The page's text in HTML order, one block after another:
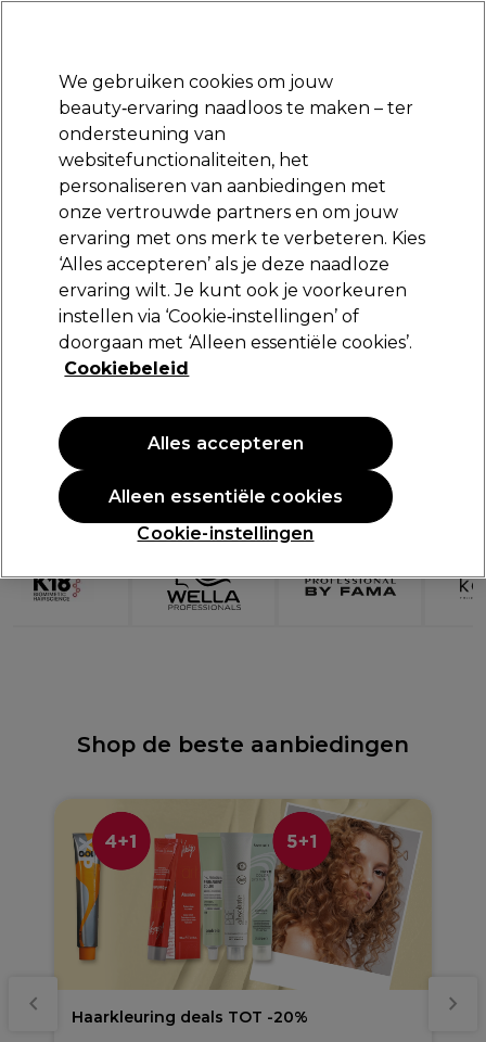
Aanmelden
Merken Deals Haar Elektra
Volgende dag geleverd*
Na verzending, maandag t/m vrijdag
1 2 3 4 5
Shop de beste aanbiedingen
Haarkleuring deals TOT -20%
We gebruiken cookies om jouw
beauty‑ervaring naadloos te maken – ter
ondersteuning van
websitefunctionaliteiten, het
personaliseren van aanbiedingen met
onze vertrouwde partners en om jouw
ervaring met ons merk te verbeteren. Kies
‘Alles accepteren’ als je deze naadloze
ervaring wilt. Je kunt ook je voorkeuren
instellen via ‘Cookie‑instellingen’ of
doorgaan met ‘Alleen essentiële cookies’.
Cookiebeleid
Cookie-instellingen
Alleen essentiële cookies
Alles accepteren